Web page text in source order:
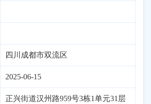
四川 成都市双流区
2025-06-15
正兴街道汉州路959号3栋1单元31层